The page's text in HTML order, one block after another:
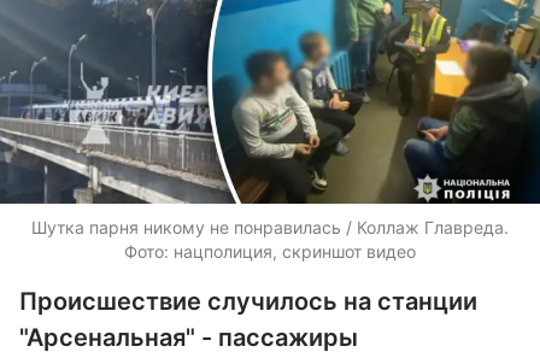
Шутка парня никому не понравилась / Коллаж Главреда.
Фото: нацполиция, скриншот видео
Происшествие случилось на станции
"Арсенальная" - пассажиры